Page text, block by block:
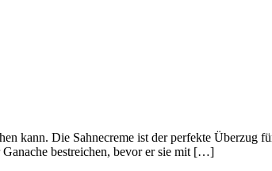
kann. Die Sahnecreme ist der perfekte
bestreichen, bevor er sie mit […]